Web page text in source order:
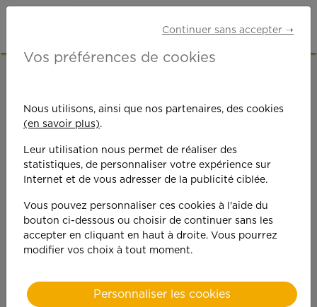
On est toujours plus
performant
quand on y met du
Continuer sans accepter ➝
Vos préférences de cookies
Nous utilisons, ainsi que nos partenaires, des cookies
(en savoir plus).
Leur utilisation nous permet de réaliser des
statistiques, de personnaliser votre expérience sur
Internet et de vous adresser de la publicité ciblée.
Vous pouvez personnaliser ces cookies à l'aide du
bouton ci-dessous ou choisir de continuer sans les
accepter en cliquant en haut à droite. Vous pourrez
modifier vos choix à tout moment.
Personnaliser les cookies